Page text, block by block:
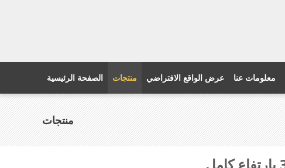
الصفحة الرئيسية منتجات عرض الواقع الافتراضي معلومات عنا
منتجات